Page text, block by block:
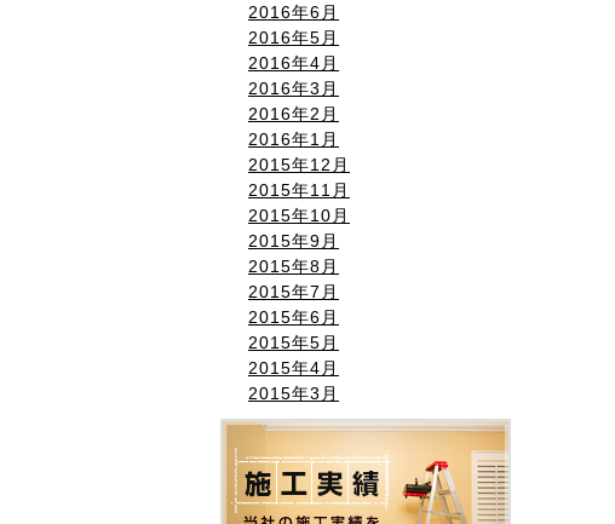
2016年6月
2016年5月
2016年4月
2016年3月
2016年2月
2016年1月
2015年12月
2015年11月
2015年10月
2015年9月
2015年8月
2015年7月
2015年6月
2015年5月
2015年4月
2015年3月